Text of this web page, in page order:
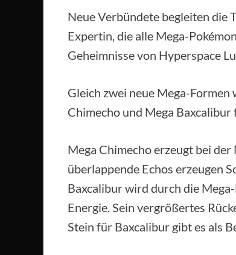
Neue Verbündete begleiten die
Expertin, die alle Mega-
Geheimnisse von Hyperspace
Gleich zwei neue Mega-
Chimecho und Mega Baxcalibur
Mega Chimecho erzeugt bei
überlappende Echos erzeugen
Baxcalibur wird durch die
Energie. Sein vergrößertes
Stein für Baxcalibur gibt es als